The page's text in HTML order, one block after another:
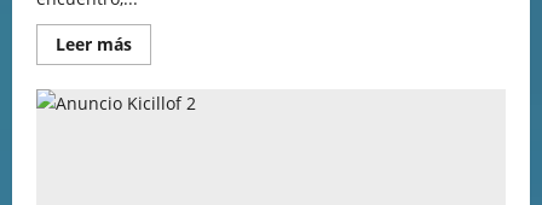
Leer más